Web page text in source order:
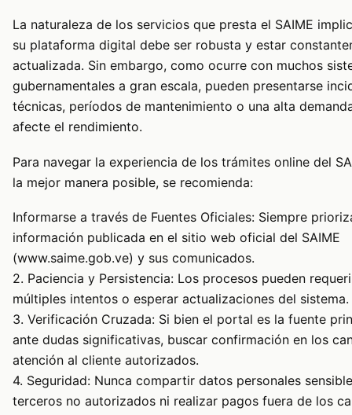
La naturaleza de los servicios que presta el SAIME
su plataforma digital debe ser robusta y estar
actualizada. Sin embargo, como ocurre con muchos
gubernamentales a gran escala, pueden presentarse
técnicas, períodos de mantenimiento o una alta
afecte el rendimiento.
Para navegar la experiencia de los trámites online del
la mejor manera posible, se recomienda:
Informarse a través de Fuentes Oficiales: Siempre
información publicada en el sitio web oficial del SAIME
(www.saime.gob.ve) y sus comunicados.
2. Paciencia y Persistencia: Los procesos pueden
múltiples intentos o esperar actualizaciones del sistema.
3. Verificación Cruzada: Si bien el portal es la fuente
ante dudas significativas, buscar confirmación en los
atención al cliente autorizados.
4. Seguridad: Nunca compartir datos personales
terceros no autorizados ni realizar pagos fuera de los